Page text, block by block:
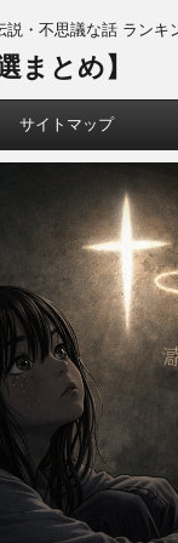
説・不思議な話 ランキ
まとめ】
サイトマップ